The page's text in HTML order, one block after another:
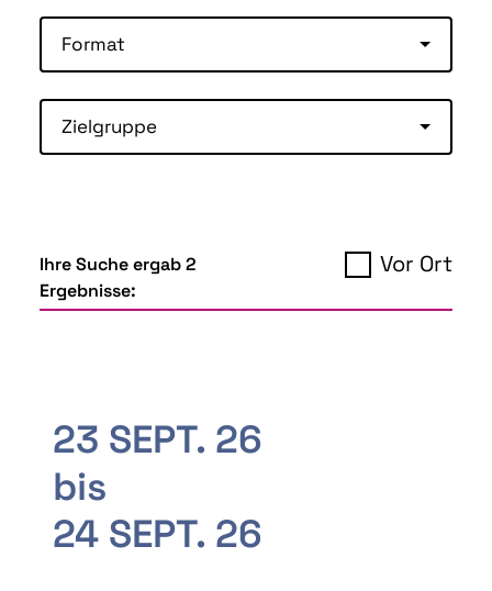
Format
Zielgruppe
Ihre Suche ergab 2
Ergebnisse:
Vor Ort
23 SEPT. 26
bis
24 SEPT. 26